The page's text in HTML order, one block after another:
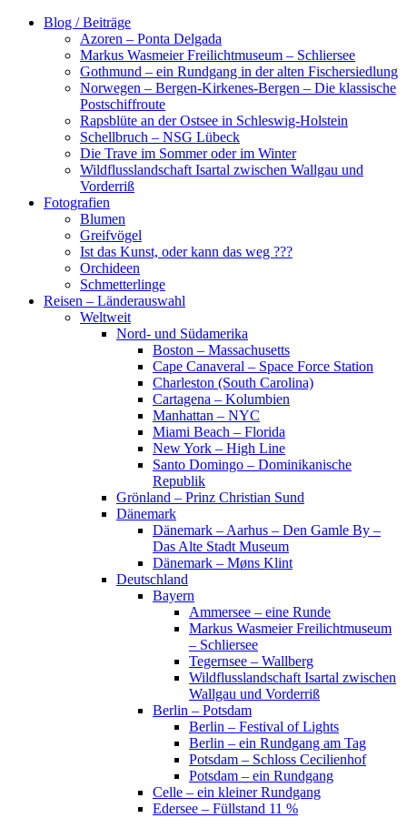
Zum
Blog / Beiträge
Azoren – Ponta Delgada
Markus Wasmeier Freilichtmuseum – Schliersee
Gothmund – ein Rundgang in der alten Fischersiedlung
Norwegen – Bergen-Kirkenes-Bergen – Die klassische
Postschiffroute
Rapsblüte an der Ostsee in Schleswig-Holstein
Schellbruch – NSG Lübeck
Die Trave im Sommer oder im Winter
Wildflusslandschaft Isartal zwischen Wallgau und
Vorderriß
Fotografien
Blumen
Greifvögel
Ist das Kunst, oder kann das weg ???
Orchideen
Schmetterlinge
Reisen – Länderauswahl
Weltweit
Nord- und Südamerika
Boston – Massachusetts
Cape Canaveral – Space Force Station
Charleston (South Carolina)
Cartagena – Kolumbien
Manhattan – NYC
Miami Beach – Florida
New York – High Line
Santo Domingo – Dominikanische
Republik
Grönland – Prinz Christian Sund
Dänemark
Dänemark – Aarhus – Den Gamle By –
Das Alte Stadt Museum
Dänemark – Møns Klint
Deutschland
Bayern
Ammersee – eine Runde
Markus Wasmeier Freilichtmuseum
– Schliersee
Tegernsee – Wallberg
Wildflusslandschaft Isartal zwischen
Wallgau und Vorderriß
Berlin – Potsdam
Berlin – Festival of Lights
Berlin – ein Rundgang am Tag
Potsdam – Schloss Cecilienhof
Potsdam – ein Rundgang
Celle – ein kleiner Rundgang
Edersee – Füllstand 11 %